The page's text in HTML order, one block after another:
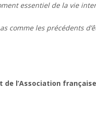
essentiel de la vie
comme les précédents
de l’Association